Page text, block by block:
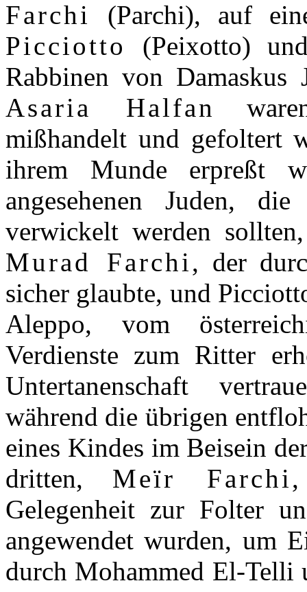
Farchi
(Parchi), auf
Picciotto
(Peixotto)
Rabbinen von Damaskus
Asaria Halfan
mißhandelt und gefoltert
ihrem Munde erpreßt
angesehenen Juden,
verwickelt werden
Murad Farchi , der
sicher glaubte, und
Aleppo, vom
Verdienste zum Ritter
Untertanenschaft
während die übrigen
eines Kindes im Beisein
dritten, Meïr Farchi
Gelegenheit zur Folter
angewendet wurden, um
durch Mohammed El-Telli